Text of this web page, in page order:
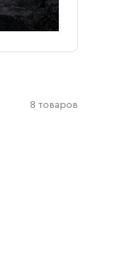
8 товаров